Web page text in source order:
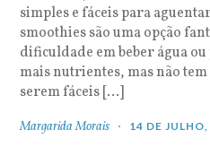
simples e fáceis para
smoothies são uma opção
dificuldade em beber água
mais nutrientes, mas não
serem fáceis […]
Margarida Morais 14 DE